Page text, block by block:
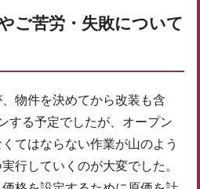
ご苦労・失敗について
物件を決めてから改装も含
する予定でしたが、オープン
てはならない作業が山のよう
行していくのが大変でした。